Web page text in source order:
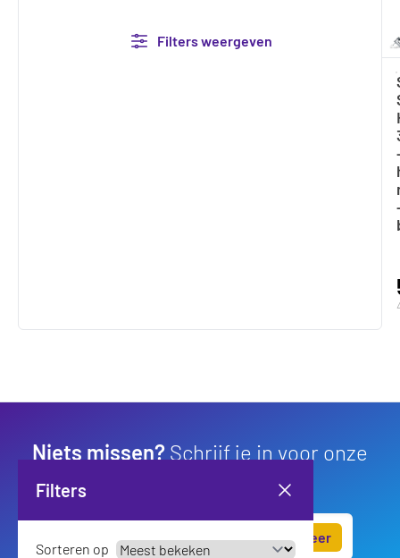
Filters weergeven
Filters
Sorteren op
Niets missen? Schrijf je in voor onze
Abonneer